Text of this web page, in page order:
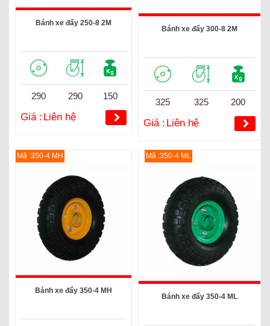
Bánh xe đẩy 250-8 2M
290 290 150
Giá : Liên hệ
Bánh xe đẩy 300-8 2M
325 325 200
Giá : Liên hệ
Mã :350-4 MH
Bánh xe đẩy 350-4 MH
Mã :350-4 ML
Bánh xe đẩy 350-4 ML